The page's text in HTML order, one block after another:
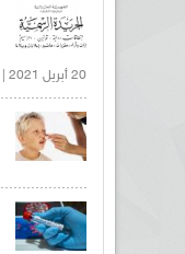
20 أبريل 2021 |